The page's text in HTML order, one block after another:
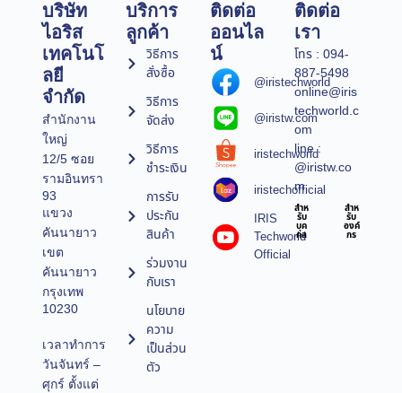
บริษัท
ไอริส
เทคโนโ
ลยี
จำกัด
สำนักงาน
ใหญ่
12/5 ซอย
รามอินทรา
93
แขวง
คันนายาว
เขต
คันนายาว
กรุงเทพ
10230
เวลาทำการ
วันจันทร์ –
ศุกร์ ตั้งแต่
บริการ
ลูกค้า
วิธีการ
สั่งซื้อ
วิธีการ
จัดส่ง
วิธีการ
ชำระเงิน
การรับ
ประกัน
สินค้า
ร่วมงาน
กับเรา
นโยบาย
ความ
เป็นส่วน
ตัว
ติดต่อ
ออนไล
น์
@iristechworld
@iristw.com
iristechworld
iristechofficial
IRIS
Techworld
Official
ติดต่อ
เรา
โทร : 094-
887-5498
online@iris
techworld.c
om
line :
@iristw.co
m
สำห
รับ
บุค
คล
สำห
รับ
องค์
กร